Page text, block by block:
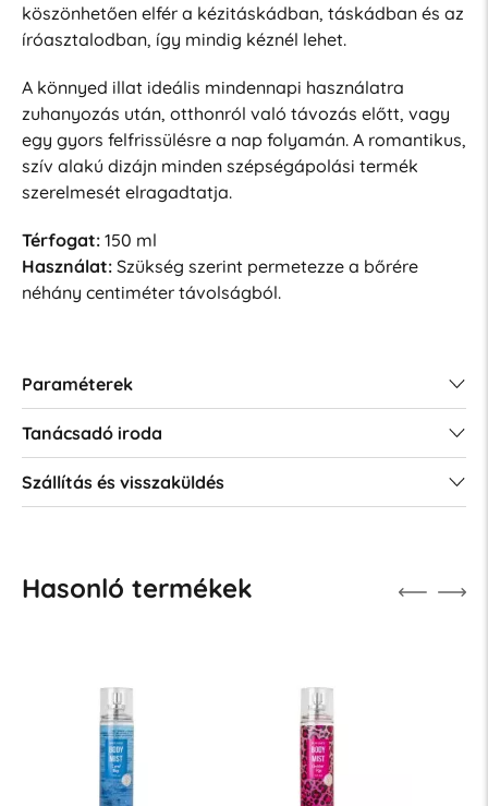
köszönhetően elfér a kézitáskádban, táskádban és az
íróasztalodban, így mindig kéznél lehet.
A könnyed illat ideális mindennapi használatra
zuhanyozás után, otthonról való távozás előtt, vagy
egy gyors felfrissülésre a nap folyamán. A romantikus,
szív alakú dizájn minden szépségápolási termék
szerelmesét elragadtatja.
Térfogat:150 ml
Használat:Szükség szerint permetezze a bőrére
néhány centiméter távolságból.
Paraméterek
Tanácsadó iroda
Szállítás és visszaküldés
Hasonló termékek